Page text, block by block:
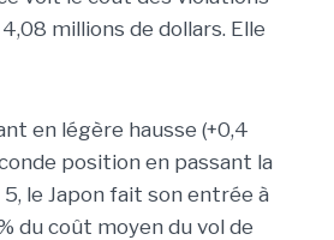
millions de dollars. Elle
en légère hausse (+0,4
position en passant la
le Japon fait son entrée à
du coût moyen du vol de